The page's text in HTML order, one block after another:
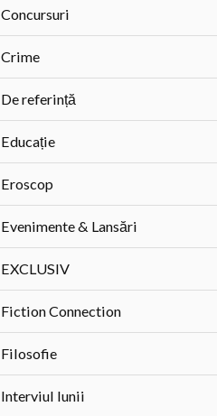
Concursuri
Crime
De referință
Educație
Eroscop
Evenimente & Lansări
EXCLUSIV
Fiction Connection
Filosofie
Interviul lunii